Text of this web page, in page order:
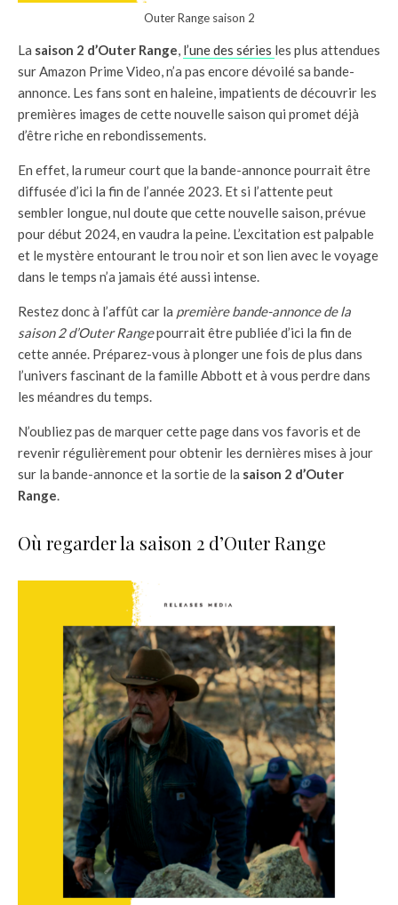
Outer Range saison 2
La saison 2 d’Outer Range, l’une des séries les plus attendues
sur Amazon Prime Video, n’a pas encore dévoilé sa bande-
annonce. Les fans sont en haleine, impatients de découvrir les
premières images de cette nouvelle saison qui promet déjà
d’être riche en rebondissements.
En effet, la rumeur court que la bande-annonce pourrait être
diffusée d’ici la fin de l’année 2023. Et si l’attente peut
sembler longue, nul doute que cette nouvelle saison, prévue
pour début 2024, en vaudra la peine. L’excitation est palpable
et le mystère entourant le trou noir et son lien avec le voyage
dans le temps n’a jamais été aussi intense.
Restez donc à l’affût car la première bande-annonce de la
saison 2 d’Outer Rangepourrait être publiée d’ici la fin de
cette année. Préparez-vous à plonger une fois de plus dans
l’univers fascinant de la famille Abbott et à vous perdre dans
les méandres du temps.
N’oubliez pas de marquer cette page dans vos favoris et de
revenir régulièrement pour obtenir les dernières mises à jour
sur la bande-annonce et la sortie de la saison 2 d’Outer
Range.
Où regarder la saison 2 d’Outer Range